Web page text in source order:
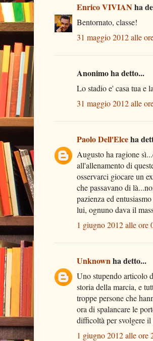
Enrico VIVIAN ha
Bentornato, classe!
31 maggio 2012 alle
Anonimo ha detto...
Lo stadio e' casa tua e
31 maggio 2012 alle
Paolo Dell'Elceha
Augusto ha ragione
all'allenamento di
osservarci giocare un
che passavano di
pazienza ed
lui, ognuno dava il
1 giugno 2012 alle ore
Unknown ha detto...
Uno stupendo articolo
storia della marcia, e
troppe persone che
ora di spalancare le
difficoltà per svolgere
1 giugno 2012 alle ore